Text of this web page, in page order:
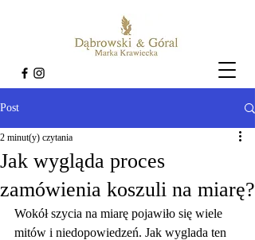
Post
Jak wygląda proces
zamówienia koszuli na miarę?
2 minut(y) czytania
Wokół szycia na miarę pojawiło się wiele
mitów i niedopowiedzeń. Jak wyglada ten